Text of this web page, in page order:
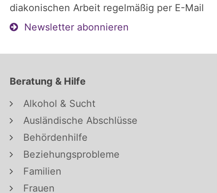
diakonischen Arbeit regelmäßig per E-Mail
Newsletter abonnieren
Beratung & Hilfe
Alkohol & Sucht
Ausländische Abschlüsse
Behördenhilfe
Beziehungsprobleme
Familien
Frauen